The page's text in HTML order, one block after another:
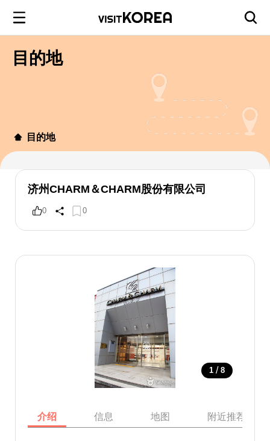
目的地
目的地
济州CHARM＆CHARM股份有限公司
0 0
1 / 8
介绍 信息 地图 附近推荐景点